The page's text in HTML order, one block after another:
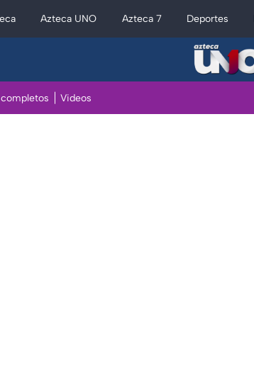
Azteca UNO Azteca 7 Deportes
Videos